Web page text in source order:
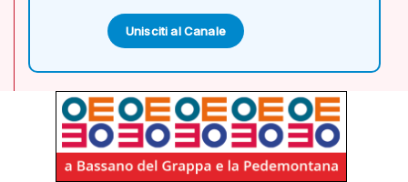
Unisciti al Canale